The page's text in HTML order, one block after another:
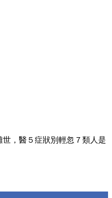
，醫５症狀別輕忽７類人是